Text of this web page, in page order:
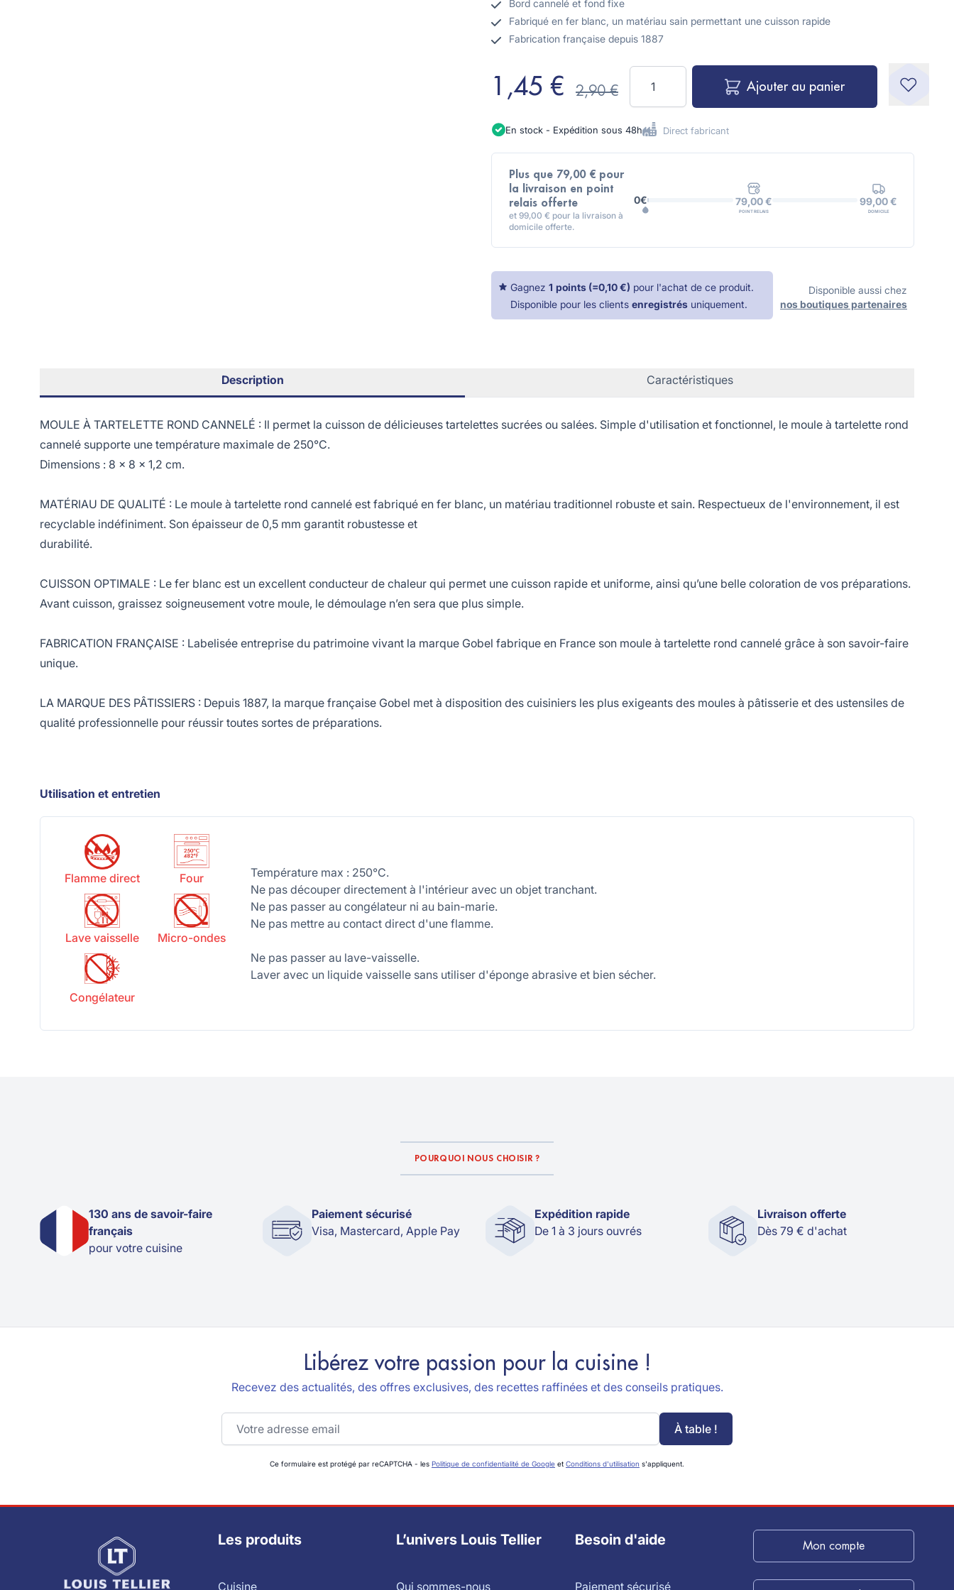
Bord cannelé et fond fixe
Fabriqué en fer blanc, un matériau sain permettant une cuisson rapide
Fabrication française depuis 1887
1,45 € 2,90 €
Quantité
Ajouter au panier
En stock - Expédition sous 48h Direct fabricant
Plus que 79,00 € pour
la livraison en point
relais offerte
et 99,00 € pour la livraison à
domicile offerte.
0€ 79,00 €
POINT RELAIS
99,00 €
DOMICILE
Gagnez 1 points (=0,10 €) pour l'achat de ce produit.
Disponible pour les clients enregistrés uniquement.
Disponible aussi chez
nos boutiques partenaires
Description Caractéristiques
MOULE À TARTELETTE ROND CANNELÉ : Il permet la cuisson de délicieuses tartelettes sucrées ou salées. Simple d'utilisation et fonctionnel, le moule à tartelette rond
cannelé supporte une température maximale de 250°C.
Dimensions : 8 x 8 x 1,2 cm.
MATÉRIAU DE QUALITÉ : Le moule à tartelette rond cannelé est fabriqué en fer blanc, un matériau traditionnel robuste et sain. Respectueux de l'environnement, il est
recyclable indéfiniment. Son épaisseur de 0,5 mm garantit robustesse et
durabilité.
CUISSON OPTIMALE : Le fer blanc est un excellent conducteur de chaleur qui permet une cuisson rapide et uniforme, ainsi qu’une belle coloration de vos préparations.
Avant cuisson, graissez soigneusement votre moule, le démoulage n’en sera que plus simple.
FABRICATION FRANÇAISE : Labelisée entreprise du patrimoine vivant la marque Gobel fabrique en France son moule à tartelette rond cannelé grâce à son savoir-faire
unique.
LA MARQUE DES PÂTISSIERS : Depuis 1887, la marque française Gobel met à disposition des cuisiniers les plus exigeants des moules à pâtisserie et des ustensiles de
qualité professionnelle pour réussir toutes sortes de préparations.
Utilisation et entretien
Flamme direct Four
Lave vaisselle Micro-ondes
Congélateur
Température max : 250°C.
Ne pas découper directement à l'intérieur avec un objet tranchant.
Ne pas passer au congélateur ni au bain-marie.
Ne pas mettre au contact direct d'une flamme.
Ne pas passer au lave-vaisselle.
Laver avec un liquide vaisselle sans utiliser d'éponge abrasive et bien sécher.
POURQUOI NOUS CHOISIR ?
130 ans de savoir-faire
français
pour votre cuisine
Paiement sécurisé
Visa, Mastercard, Apple Pay
Expédition rapide
De 1 à 3 jours ouvrés
Livraison offerte
Dès 79 € d'achat
Libérez votre passion pour la cuisine !
Recevez des actualités, des offres exclusives, des recettes raffinées et des conseils pratiques.
Adresse email
À table !
Ce formulaire est protégé par reCAPTCHA - les Politique de confidentialité de Google et Conditions d'utilisation s'appliquent.
Les produits
Cuisine
L’univers Louis Tellier
Qui sommes-nous
Besoin d'aide
Paiement sécurisé
Mon compte